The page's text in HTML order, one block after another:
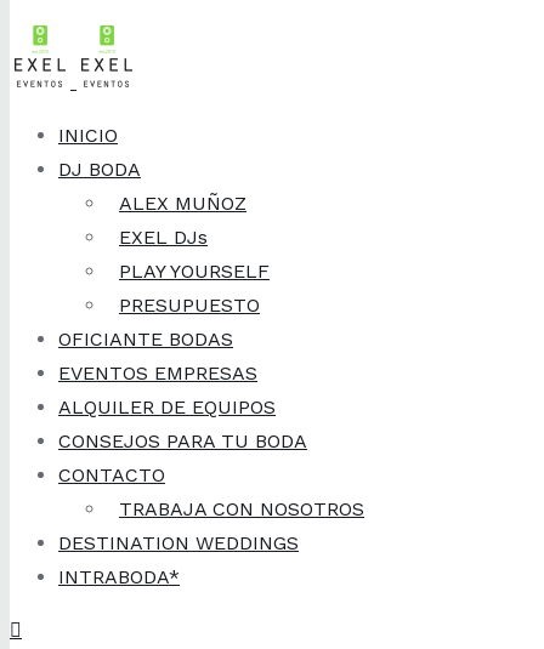
Skip to content
INICIO
DJ BODA
ALEX MUÑOZ
EXEL DJs
PLAY YOURSELF
PRESUPUESTO
OFICIANTE BODAS
EVENTOS EMPRESAS
ALQUILER DE EQUIPOS
CONSEJOS PARA TU BODA
CONTACTO
TRABAJA CON NOSOTROS
DESTINATION WEDDINGS
INTRABODA*